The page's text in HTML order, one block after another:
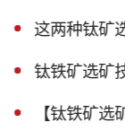
这两种钛矿
钛铁矿选矿
【钛铁矿